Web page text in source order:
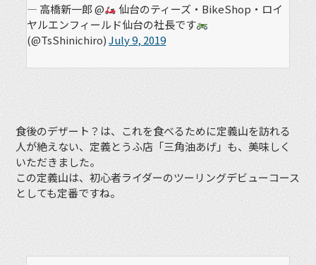
— 高橋新一郎 @
仙台のティーズ・BikeShop・ロイ
ヤルエンフィールド仙台の社長です
(@TsShinichiro)July 9, 2019
食後のデザート？は、これを食べるために定義山を訪れる
人が絶えない、定義とうふ店「三角油あげ」も、美味しく
いただきました。
この定義山は、初心者ライダーのツーリングデビューコース
としても定番ですね。